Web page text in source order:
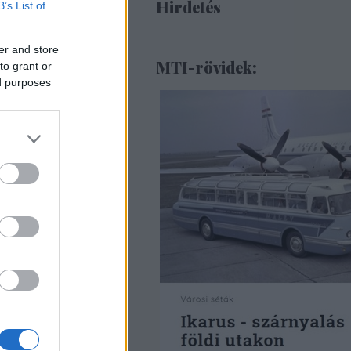
List of
and store
grant or
purposes
4 - JENSEN
NASH, az AMC
után egy brit,
Hirdetés
MTI-rövidek: